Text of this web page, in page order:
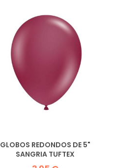
GLOBOS REDONDOS DE 5"
SANGRIA TUFTEX